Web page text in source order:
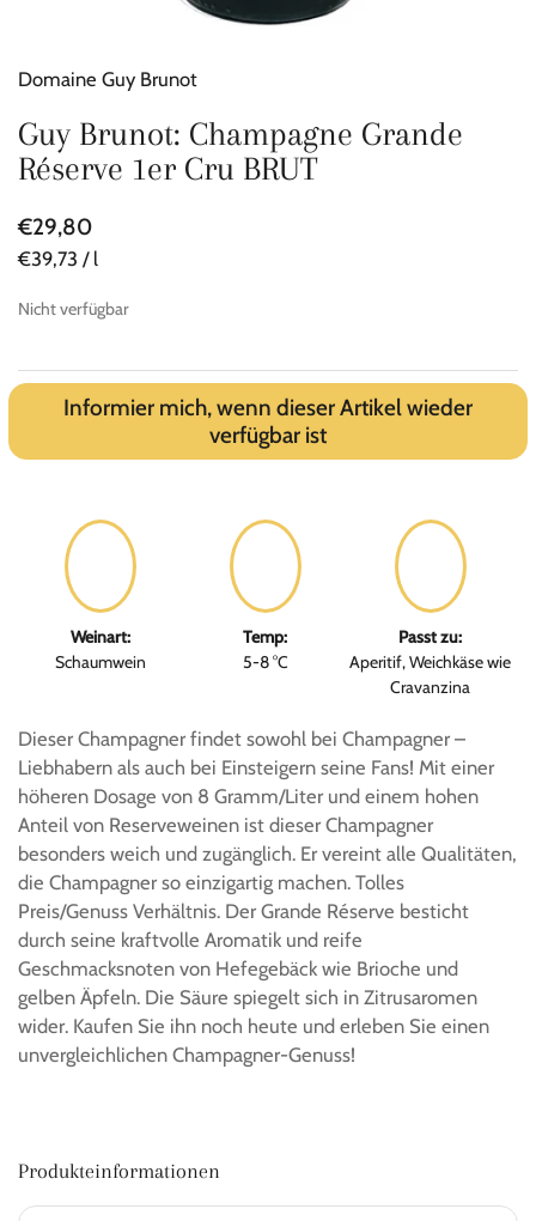
Domaine Guy Brunot
Guy Brunot: Champagne Grande
Réserve 1er Cru BRUT
€29,80
€39,73 / l
Nicht verfügbar
Informier mich, wenn dieser Artikel wieder
verfügbar ist
Weinart:
Schaumwein
Temp:
5-8 °C
Passt zu:
Aperitif, Weichkäse wie
Cravanzina
Dieser Champagner findet sowohl bei Champagner –
Liebhabern als auch bei Einsteigern seine Fans! Mit einer
höheren Dosage von 8 Gramm/Liter und einem hohen
Anteil von Reserveweinen ist dieser Champagner
besonders weich und zugänglich. Er vereint alle Qualitäten,
die Champagner so einzigartig machen. Tolles
Preis/Genuss Verhältnis. Der Grande Réserve besticht
durch seine kraftvolle Aromatik und reife
Geschmacksnoten von Hefegebäck wie Brioche und
gelben Äpfeln. Die Säure spiegelt sich in Zitrusaromen
wider. Kaufen Sie ihn noch heute und erleben Sie einen
unvergleichlichen Champagner-Genuss!
Produkteinformationen